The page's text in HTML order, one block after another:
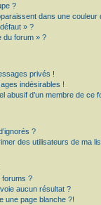
?
dans une couleur
» ?
du forum » ?
privés !
indésirables !
abusif d’un membre de ce
?
des utilisateurs de ma
forums ?
aucun résultat ?
une page blanche ?!